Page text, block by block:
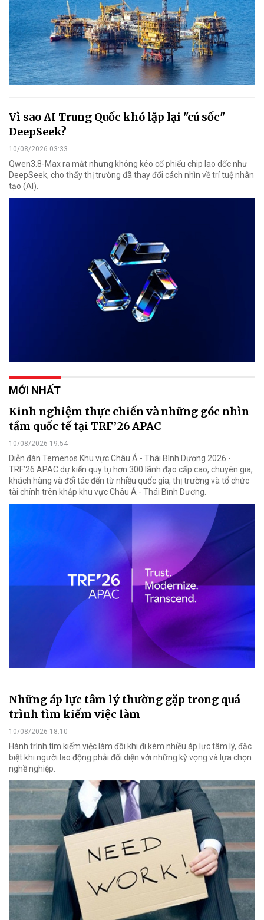
Vì sao AI Trung Quốc khó lặp lại "cú sốc"
DeepSeek?
10/08/2026 03:33
Qwen3.8-Max ra mắt nhưng không kéo cổ phiếu chip lao dốc như
DeepSeek, cho thấy thị trường đã thay đổi cách nhìn về trí tuệ nhân
tạo (AI).
MỚI NHẤT
Kinh nghiệm thực chiến và những góc nhìn
tầm quốc tế tại TRF’26 APAC
10/08/2026 19:54
Diễn đàn Temenos Khu vực Châu Á - Thái Bình Dương 2026 -
TRF’26 APAC dự kiến quy tụ hơn 300 lãnh đạo cấp cao, chuyên gia,
khách hàng và đối tác đến từ nhiều quốc gia, thị trường và tổ chức
tài chính trên khắp khu vực Châu Á - Thái Bình Dương.
Những áp lực tâm lý thường gặp trong quá
trình tìm kiếm việc làm
10/08/2026 18:10
Hành trình tìm kiếm việc làm đôi khi đi kèm nhiều áp lực tâm lý, đặc
biệt khi người lao động phải đối diện với những kỳ vọng và lựa chọn
nghề nghiệp.